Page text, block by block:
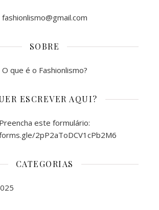
fashionlismo@gmail.com
SOBRE
O que é o Fashionlismo?
ESCREVER AQUI?
Preencha este formulário:
2pP2aToDCV1cPb2M6
CATEGORIAS